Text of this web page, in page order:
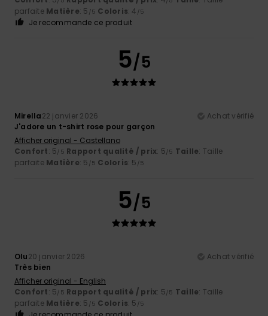
parfaite Matière: 5 /5 Coloris: 4 /5
Je recommande ce produit
5/5
Mirella22 janvier 2026
Achat vérifié
J'adore un t-shirt rose pour garçon
Afficher original - Castellano
Confort: 5/5 Rapport qualité / prix: 5/5 Taille: Taille
parfaite Matière: 5 /5 Coloris: 5 /5
5/5
Olu20 janvier 2026
Achat vérifié
Très bien
Afficher original - English
Confort: 5/5 Rapport qualité / prix: 5/5 Taille: Taille
parfaite Matière: 5 /5 Coloris: 5 /5